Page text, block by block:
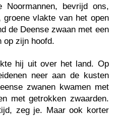
bevrijd ons,
vlakte van het open
de Deense zwaan met een
op zijn hoofd.
hij uit over het land. Op
neer aan de kusten
zwanen kwamen met
met getrokken zwaarden.
zeg je. Maar ook korter